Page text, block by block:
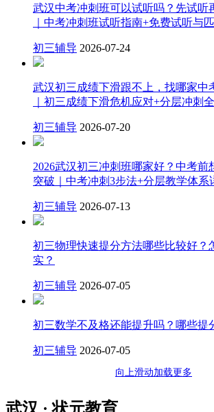
武汉中考冲刺班可以试听吗？先试听
｜中考冲刺班试听指南+免费试听与
初三辅导 2026-07-24
武汉初三成绩下滑跟不上，找哪家中
｜初三成绩下滑危机应对+分层冲刺
初三辅导 2026-07-20
2026武汉初三冲刺班哪家好？中考前
突破｜中考冲刺3步法+分层教学体系
初三辅导 2026-07-13
初三物理快速提分方法哪些比较好？
实？
初三辅导 2026-07-05
初三数学不及格还能提升吗？哪些提
初三辅导 2026-07-05
向上滑动加载更多